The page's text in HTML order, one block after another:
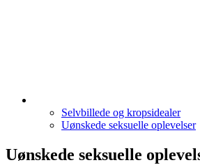
Selvbillede og kropsidealer
Uønskede seksuelle oplevelser
Uønskede seksuelle